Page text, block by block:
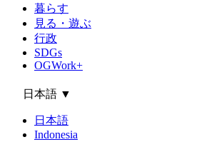
暮らす
見る・遊ぶ
行政
SDGs
OGWork+
日本語 ▼
日本語
Indonesia